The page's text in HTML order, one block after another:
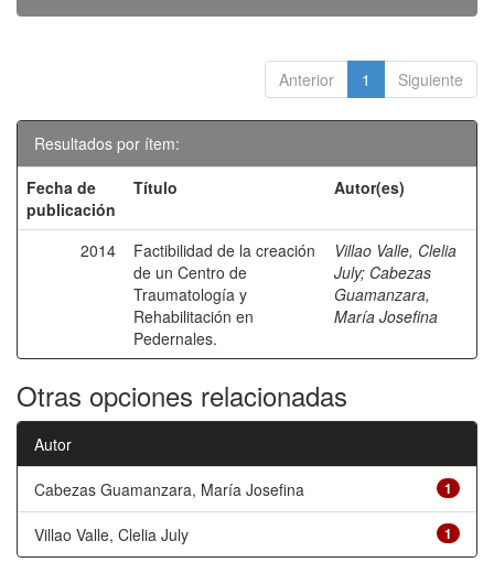
Anterior 1 Siguiente
Resultados por ítem:
Fecha de
publicación
Título Autor(es)
2014
Factibilidad de la creación
de un Centro de
Traumatología y
Rehabilitación en
Pedernales.
Villao Valle, Clelia
July; Cabezas
Guamanzara,
María Josefina
Otras opciones relacionadas
Autor
1
Cabezas Guamanzara, María Josefina
1
Villao Valle, Clelia July